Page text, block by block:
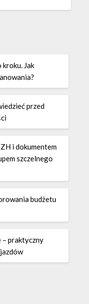
kroku. Jak
przed
i dokumentem
szczelnego
budżetu
– praktyczny